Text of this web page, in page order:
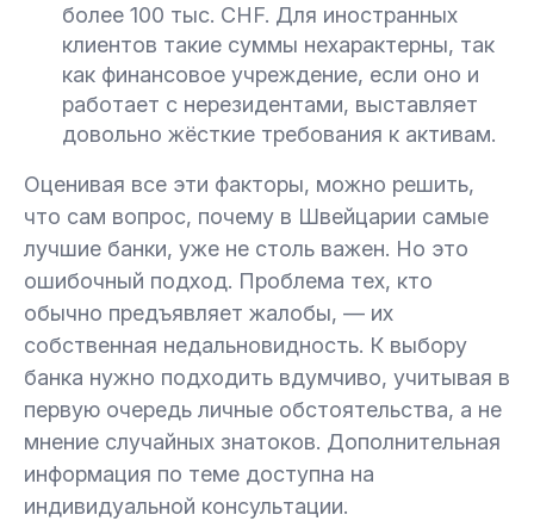
более 100 тыс. CHF. Для иностранных
клиентов такие суммы нехарактерны, так
как финансовое учреждение, если оно и
работает с нерезидентами, выставляет
довольно жёсткие требования к активам.
Оценивая все эти факторы, можно решить,
что сам вопрос, почему в Швейцарии самые
лучшие банки, уже не столь важен. Но это
ошибочный подход. Проблема тех, кто
обычно предъявляет жалобы, — их
собственная недальновидность. К выбору
банка нужно подходить вдумчиво, учитывая в
первую очередь личные обстоятельства, а не
мнение случайных знатоков. Дополнительная
информация по теме доступна на
индивидуальной консультации.